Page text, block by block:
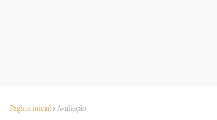
Página inicial Avaliação